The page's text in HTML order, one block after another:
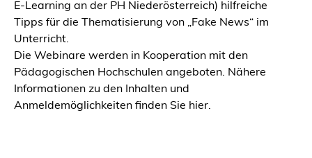
E-Learning an der PH Niederösterreich) hilfreiche
Tipps für die Thematisierung von „Fake News“ im
Unterricht.
Die Webinare werden in Kooperation mit den
Pädagogischen Hochschulen angeboten. Nähere
Informationen zu den Inhalten und
Anmeldemöglichkeiten finden Sie hier.